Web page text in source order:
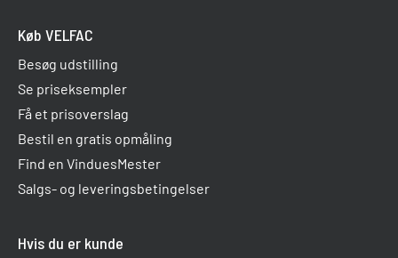
Køb VELFAC
Besøg udstilling
Se priseksempler
Få et prisoverslag
Bestil en gratis opmåling
Find en VinduesMester
Salgs- og leveringsbetingelser
Hvis du er kunde